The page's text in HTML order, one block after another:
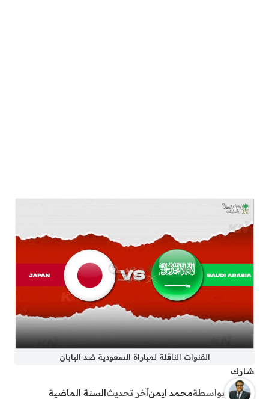
القنوات الناقلة لمباراة السعودية ضد اليابان
شارك
بواسطةمحمد ايمنآخر تحديثالسنة الماضية